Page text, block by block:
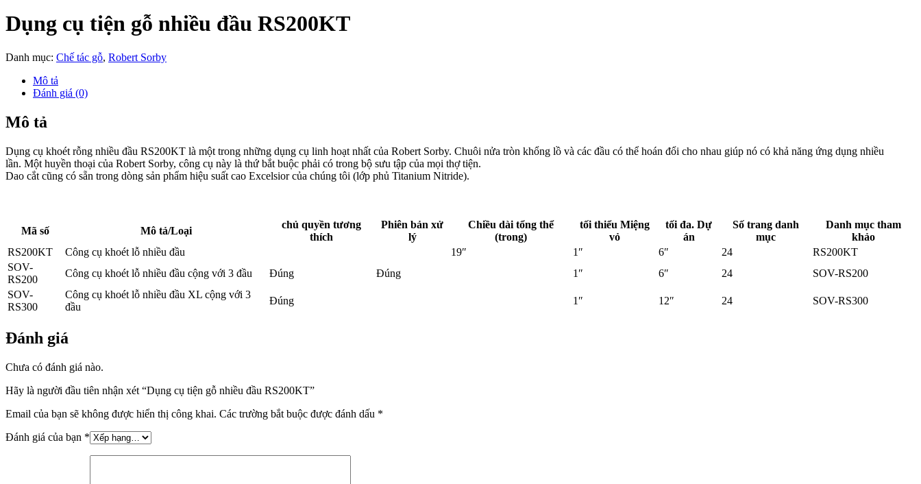
Dụng cụ tiện gỗ nhiều đầu RS200KT
Danh mục: Chế tác gỗ, Robert Sorby
Mô tả
Đánh giá (0)
Mô tả
Dụng cụ khoét rỗng nhiều đầu RS200KT là một trong những dụng cụ linh hoạt nhất của Robert Sorby. Chuôi nửa tròn khổng lồ và các đầu có thể hoán đổi cho nhau giúp nó có khả năng ứng dụng nhiều
lần. Một huyền thoại của Robert Sorby, công cụ này là thứ bắt buộc phải có trong bộ sưu tập của mọi thợ tiện.
Dao cắt cũng có sẵn trong dòng sản phẩm hiệu suất cao Excelsior của chúng tôi (lớp phủ Titanium Nitride).
Mã số Mô tả/Loại
chủ quyền tương
thích
Phiên bản xử
lý
Chiều dài tổng thể
(trong)
tối thiểu Miệng
vỏ
tối đa. Dự
án
Số trang danh
mục
Danh mục tham
khảo
RS200KT
Công cụ khoét lỗ nhiều đầu 19″ 1″ 6″ 24
RS200KT
SOV-
RS200
Công cụ khoét lỗ nhiều đầu cộng với 3 đầu Đúng Đúng 1″ 6″ 24
SOV-RS200
SOV-
RS300
Công cụ khoét lỗ nhiều đầu XL cộng với 3
đầu
Đúng 1″ 12″ 24 SOV-RS300
Đánh giá
Chưa có đánh giá nào.
Hãy là người đầu tiên nhận xét “Dụng cụ tiện gỗ nhiều đầu RS200KT”
Email của bạn sẽ không được hiển thị công khai. Các trường bắt buộc được đánh dấu *
Đánh giá của bạn *